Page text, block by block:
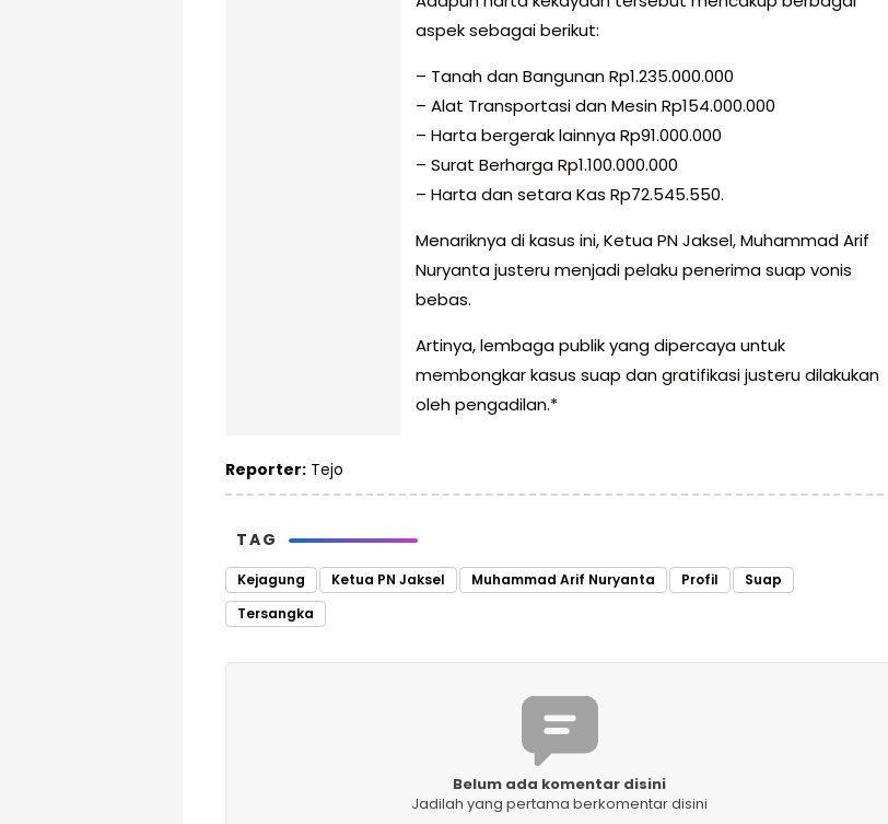
aspek sebagai berikut:
– Tanah dan Bangunan Rp1.235.000.000
– Alat Transportasi dan Mesin Rp154.000.000
– Harta bergerak lainnya Rp91.000.000
– Surat Berharga Rp1.100.000.000
– Harta dan setara Kas Rp72.545.550.
Menariknya di kasus ini, Ketua PN Jaksel, Muhammad Arif
Nuryanta justeru menjadi pelaku penerima suap vonis
bebas.
Artinya, lembaga publik yang dipercaya untuk
membongkar kasus suap dan gratifikasi justeru dilakukan
oleh pengadilan.*
Reporter: Tejo
TAG
Kejagung Ketua PN Jaksel Muhammad Arif Nuryanta Profil
Suap
Tersangka
Belum ada komentar disini
Jadilah yang pertama berkomentar disini